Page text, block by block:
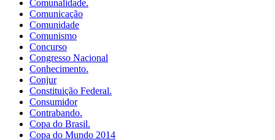
Comunalidade.
Comunicação
Comunidade
Comunismo
Concurso
Congresso Nacional
Conhecimento.
Conjur
Constituição Federal.
Consumidor
Contrabando.
Copa do Brasil.
Copa do Mundo 2014